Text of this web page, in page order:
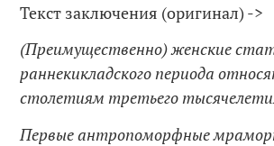
Текст заключения (оригинал) ->
(Преимущественно) женские
раннекикладского периода
столетиям третьего
Первые антропоморфные